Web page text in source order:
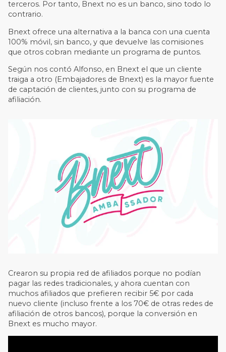
terceros. Por tanto, Bnext no es un banco, sino todo lo
contrario.
Bnext ofrece una alternativa a la banca con una cuenta
100% móvil, sin banco, y que devuelve las comisiones
que otros cobran mediante un programa de puntos.
Según nos contó Alfonso, en Bnext el que un cliente
traiga a otro (Embajadores de Bnext) es la mayor fuente
de captación de clientes, junto con su programa de
afiliación.
Crearon su propia red de afiliados porque no podían
pagar las redes tradicionales, y ahora cuentan con
muchos afiliados que prefieren recibir 5€ por cada
nuevo cliente (incluso frente a los 70€ de otras redes de
afiliación de otros bancos), porque la conversión en
Bnext es mucho mayor.